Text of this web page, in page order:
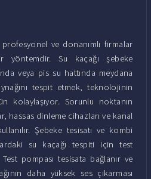
profesyonel ve donanımlı firmalar
yöntemdir. Su kaçağı şebeke
veya pis su hattında meydana
tespit etmek, teknolojinin
kolaylaşıyor. Sorunlu noktanın
hassas dinleme cihazları ve kanal
Şebeke tesisatı ve kombi
su kaçağı tespiti için test
Test pompası tesisata bağlanır ve
daha yüksek ses çıkarması